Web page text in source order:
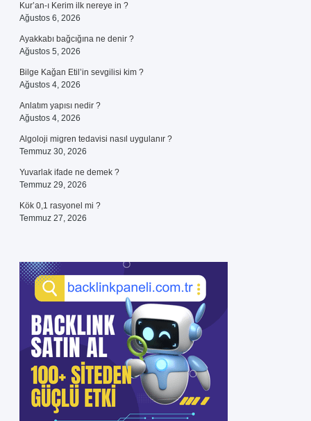
Kur’an-ı Kerim ilk nereye in ?
Ağustos 6, 2026
Ayakkabı bağcığına ne denir ?
Ağustos 5, 2026
Bilge Kağan Etil’in sevgilisi kim ?
Ağustos 4, 2026
Anlatım yapısı nedir ?
Ağustos 4, 2026
Algoloji migren tedavisi nasıl uygulanır ?
Temmuz 30, 2026
Yuvarlak ifade ne demek ?
Temmuz 29, 2026
Kök 0,1 rasyonel mi ?
Temmuz 27, 2026